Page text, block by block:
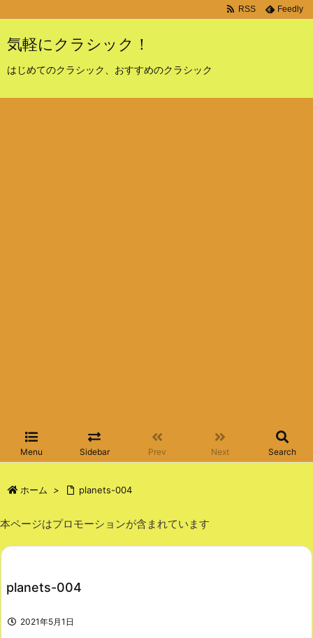
気軽にクラシック！
はじめてのクラシック、おすすめのクラシック
Menu Sidebar Prev Next Search
RSS Feedly
ホーム > planets-004
本ページはプロモーションが含まれています
planets-004
2021年5月1日